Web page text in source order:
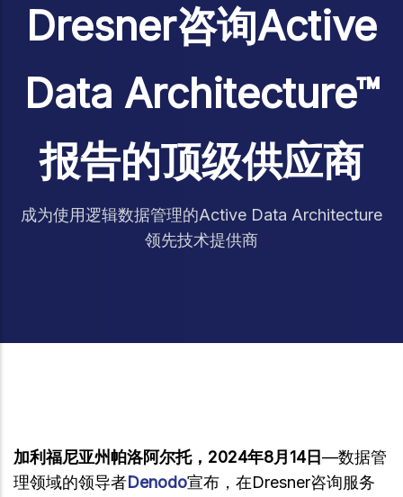
Dresner咨询Active
Data Architecture™
报告的顶级供应商
成为使用逻辑数据管理的Active Data Architecture
领先技术提供商
加利福尼亚州帕洛阿尔托，2024年8月14日—数据管
理领域的领导者Denodo宣布，在Dresner咨询服务